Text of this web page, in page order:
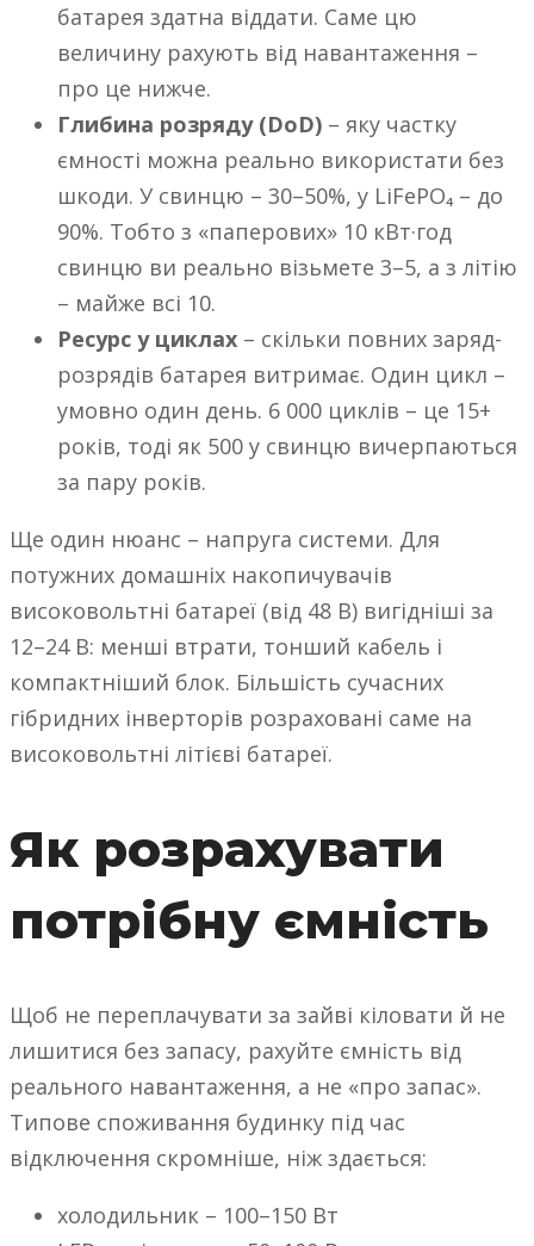
батарея здатна віддати. Саме цю
величину рахують від навантаження –
про це нижче.
Глибина розряду (DoD) – яку частку
ємності можна реально використати без
шкоди. У свинцю – 30–50%, у LiFePO₄ – до
90%. Тобто з «паперових» 10 кВт·год
свинцю ви реально візьмете 3–5, а з літію
– майже всі 10.
Ресурс у циклах – скільки повних заряд-
розрядів батарея витримає. Один цикл –
умовно один день. 6 000 циклів – це 15+
років, тоді як 500 у свинцю вичерпаються
за пару років.
Ще один нюанс – напруга системи. Для
потужних домашніх накопичувачів
високовольтні батареї (від 48 В) вигідніші за
12–24 В: менші втрати, тонший кабель і
компактніший блок. Більшість сучасних
гібридних інверторів розраховані саме на
високовольтні літієві батареї.
Як розрахувати
потрібну ємність
Щоб не переплачувати за зайві кіловати й не
лишитися без запасу, рахуйте ємність від
реального навантаження, а не «про запас».
Типове споживання будинку під час
відключення скромніше, ніж здається:
холодильник – 100–150 Вт